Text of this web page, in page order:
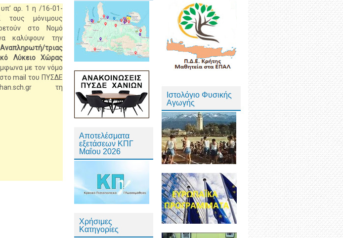
αρ. 1 η /16-01-
μόνιμους
στο Νομό
καλύψουν την
Αναπληρωτή/τριας
Λύκειο Χώρας
με τον νόμο
mail του ΠΥΣΔΕ
τη
Αποτελέσματα
εξετάσεων ΚΠΓ
Μαΐου 2026
Χρήσιμες
Κατηγορίες
Ιστολόγιο Φυσικής
Αγωγής